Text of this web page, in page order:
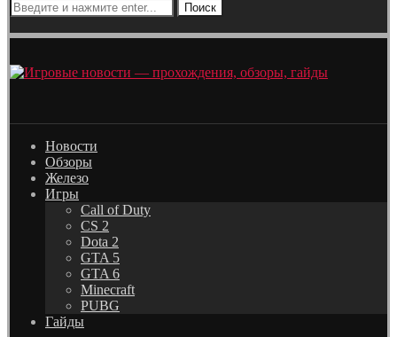
Поиск
Новости
Обзоры
Железо
Игры
Call of Duty
CS 2
Dota 2
GTA 5
GTA 6
Minecraft
PUBG
Гайды